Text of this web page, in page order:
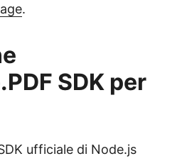
.
SDK per
ufficiale di Node.js